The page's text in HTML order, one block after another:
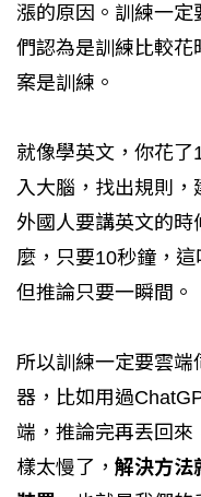
漲的原因。訓練一
們認為是訓練比較花
案是訓練。
就像學英文，你花
入大腦，找出規則，
外國人要講英文的
麼，只要10秒鐘，這
但推論只要一瞬間。
所以訓練一定要雲
器，比如用過
端，推論完再丟回
樣太慢了， 解決方法